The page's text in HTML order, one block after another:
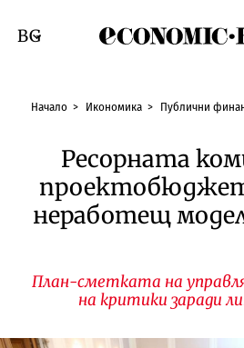
Смяна на език
Начало Икономика Публични
Ресорната
неработещ
План-сметката на
на критики заради